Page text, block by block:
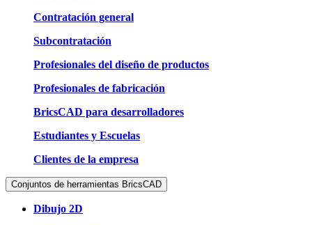
Contratación general
Subcontratación
Profesionales del diseño de productos
Profesionales de fabricación
BricsCAD para desarrolladores
Estudiantes y Escuelas
Clientes de la empresa
Conjuntos de herramientas BricsCAD
Dibujo 2D